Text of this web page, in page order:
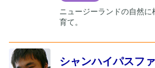
ニュージーランドの自然
育て。
シャンハイパスフ